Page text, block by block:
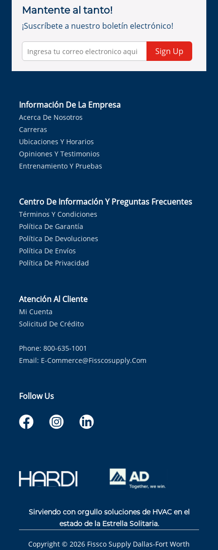
Mantente al tanto!
¡Suscríbete a nuestro boletín electrónico!
Sign Up
Información De La Empresa
Acerca De Nosotros
Carreras
Ubicaciones Y Horarios
Opiniones Y Testimonios
Entrenamiento Y Pruebas
Centro De Información Y Preguntas Frecuentes
Términos Y Condiciones
Política De Garantía
Política De Devoluciones
Política De Envíos
Política De Privacidad
Atención Al Cliente
Mi Cuenta
Solicitud De Crédito
Phone: 800-635-1001
Email: E-Commerce@fisscosupply.com
Follow Us
Sirviendo con orgullo soluciones de HVAC en el
estado de la Estrella Solitaria.
Copyright © 2026 Fissco Supply Dallas-Fort Worth